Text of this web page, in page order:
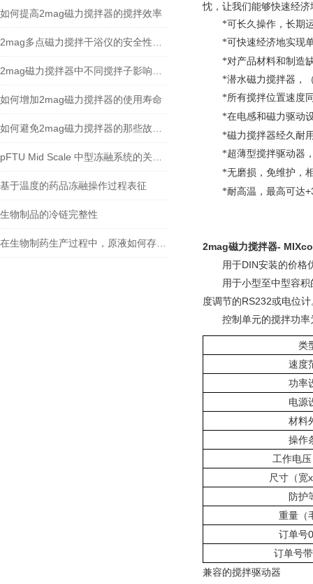
如何提高2mag磁力搅拌器的搅拌效率
如何增加2mag磁力搅拌器的使用寿命
基于温度的药品冻融操作过程表征
生物制品的冷链完整性
忱，让我们能够快速经
*可长久操作，长期
*可快速经济地实现
*对产品材料和制造
*潜水磁力搅拌器，
*所有搅拌位置速度
*在电感和磁力驱动
*磁力搅拌器经久耐
*超薄型搅拌驱动器
*无磨损，免维护 ，
*耐高温，最高可达
2mag磁力搅拌器-
用于DIN安装的价格
用于小型至中型容
度调节的RS232或电位计
控制单元的搅拌功
类
速度
功率
电源
材料
操作
工作电
尺寸（宽x
防护
重量（
订单号
订单号
兼容的搅拌驱动器